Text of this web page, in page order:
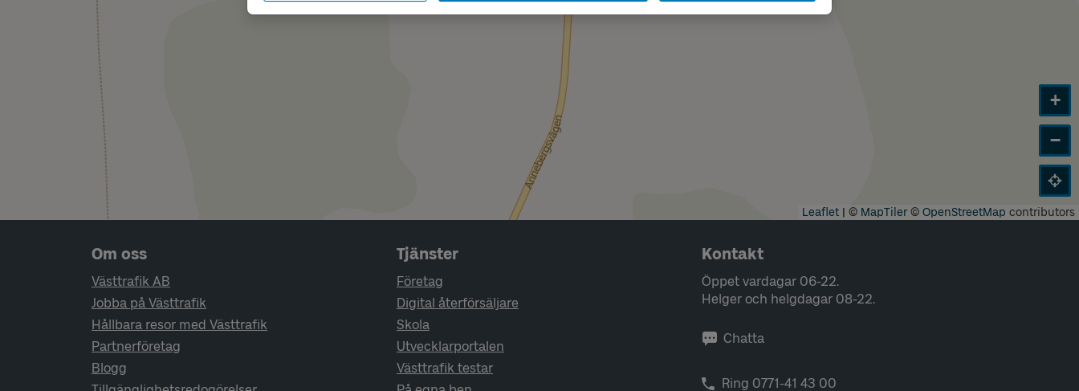
+
−
Leaflet | © MapTiler© OpenStreetMap contributors
Sidfotsnavigering
Om oss
Västtrafik AB
Jobba på Västtrafik
Hållbara resor med Västtrafik
Partnerföretag
Blogg
Tjänster
Företag
Digital återförsäljare
Skola
Utvecklarportalen
Västtrafik testar
Kontakt
Öppet vardagar 06-22.
Helger och helgdagar 08-22.
Chatta
Ring 0771-41 43 00